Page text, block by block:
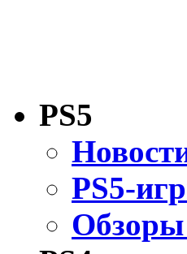
PS5
PS5-
Обзоры